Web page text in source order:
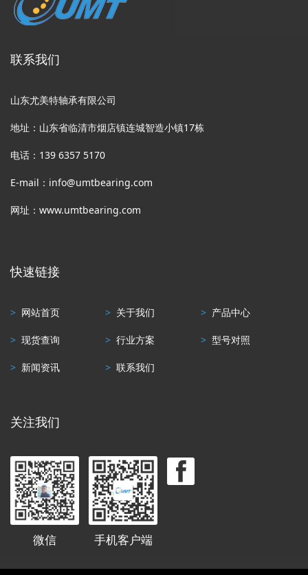
联系我们
山东尤美特轴承有限公司
地址：山东省临清市烟店镇连城智造小镇17栋
电话：139 6357 5170
E-mail：info@umtbearing.com
网址：www.umtbearing.com
快速链接
> 网站首页 > 关于我们 > 产品中心
> 现货查询 >行业方案 > 型号对照
> 新闻资讯 >联系我们
关注我们
微信 手机客户端